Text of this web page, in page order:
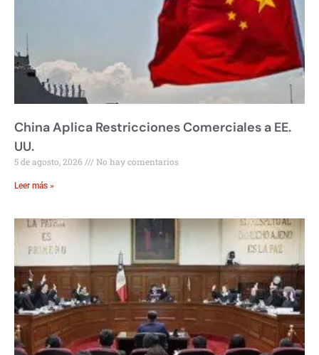
China Aplica Restricciones Comerciales a EE.
UU.
5 de agosto, 2026 No hay comentarios
Leer más »